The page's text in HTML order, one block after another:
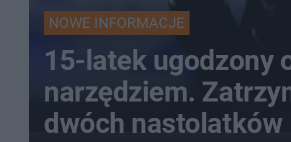
NOWE INFORMACJE
15-latek ugodzony
narzędziem.
dwóch nastolatków